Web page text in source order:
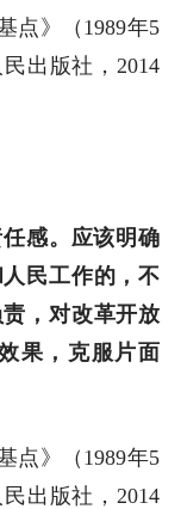
点》（1989年5
出版社，2014
感。应该明确
民工作的，不
，对改革开放
果，克服片面
点》（1989年5
出版社，2014